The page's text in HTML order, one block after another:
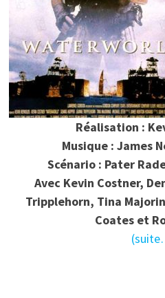
Réalisation :
Musique : James
Scénario : Pater
Avec Kevin Costner,
Tripplehorn, Tina
Coates et